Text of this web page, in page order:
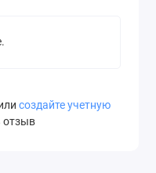
создайте учетную
отзыв